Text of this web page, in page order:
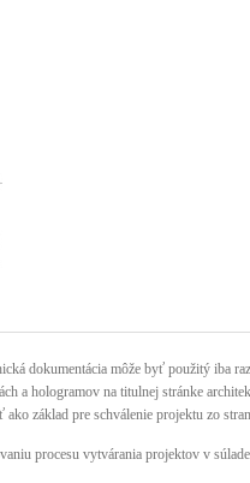
dokumentácia môže byť použitý iba
a hologramov na titulnej stránke
základ pre schválenie projektu zo
procesu vytvárania projektov v